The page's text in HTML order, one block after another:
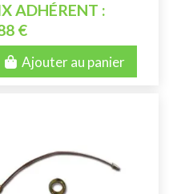
ADHÉRENT :
€
Ajouter au panier